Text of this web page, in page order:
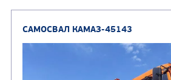
ГРУЗОВЫЕ АВТОМОБИЛИ
Бортовые автомобили(9)
Самосвалы